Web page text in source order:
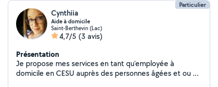
Particulier
Cynthiia
Aide à domicile
Saint-Berthevin (Lac)
4,7/5 (3 avis)
Présentation
Je propose mes services en tant qu'employée à
domicile en CESU auprès des personnes âgées et ou en